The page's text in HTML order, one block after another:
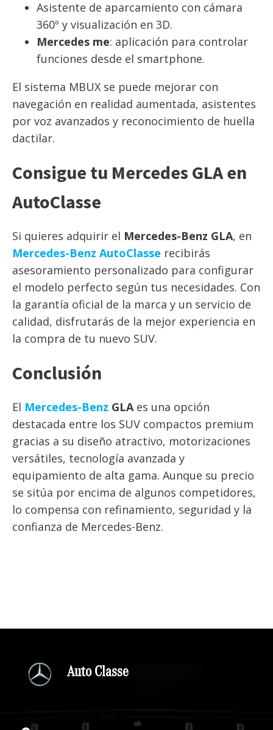
Asistente de aparcamiento con cámara
360º y visualización en 3D.
Mercedes me: aplicación para controlar
funciones desde el smartphone.
El sistema MBUX se puede mejorar con
navegación en realidad aumentada, asistentes
por voz avanzados y reconocimiento de huella
dactilar.
Consigue tu Mercedes GLA en
AutoClasse
Si quieres adquirir el Mercedes-Benz GLA, en
Mercedes-Benz AutoClasse recibirás
asesoramiento personalizado para configurar
el modelo perfecto según tus necesidades. Con
la garantía oficial de la marca y un servicio de
calidad, disfrutarás de la mejor experiencia en
la compra de tu nuevo SUV.
Conclusión
El Mercedes-Benz GLAes una opción
destacada entre los SUV compactos premium
gracias a su diseño atractivo, motorizaciones
versátiles, tecnología avanzada y
equipamiento de alta gama. Aunque su precio
se sitúa por encima de algunos competidores,
lo compensa con refinamiento, seguridad y la
confianza de Mercedes-Benz.
Auto Classe